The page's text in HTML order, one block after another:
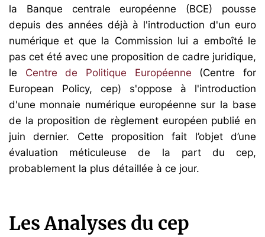
la Banque centrale européenne (BCE) pousse
depuis des années déjà à l'introduction d'un euro
numérique et que la Commission lui a emboîté le
pas cet été avec une proposition de cadre juridique,
le Centre de Politique Européenne (Centre for
European Policy, cep) s'oppose à l'introduction
d'une monnaie numérique européenne sur la base
de la proposition de règlement européen publié en
juin dernier. Cette proposition fait l’objet d’une
évaluation méticuleuse de la part du cep,
probablement la plus détaillée à ce jour.
Les Analyses du cep